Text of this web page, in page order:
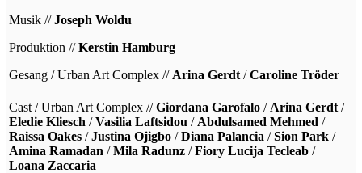
Musik //Joseph Woldu
Produktion //Kerstin Hamburg
Gesang / Urban Art Complex // Arina Gerdt /Caroline Tröder
Cast / Urban Art Complex //Giordana Garofalo / Arina Gerdt /
Eledie Kliesch /Vasilia Laftsidou / Abdulsamed Mehmed /
Raissa Oakes /Justina Ojigbo /Diana Palancia /Sion Park /
Amina Ramadan /Mila Radunz /Fiory Lucija Tecleab /
Loana Zaccaria